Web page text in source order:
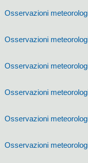
Osservazioni
Osservazioni
Osservazioni
Osservazioni
Osservazioni
Osservazioni